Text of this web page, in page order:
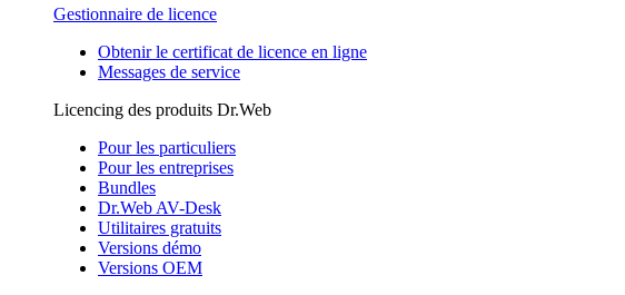
Gestionnaire de licence
Obtenir le certificat de licence en ligne
Messages de service
Licencing des produits Dr.Web
Pour les particuliers
Pour les entreprises
Bundles
Dr.Web AV-Desk
Utilitaires gratuits
Versions démo
Versions OEM